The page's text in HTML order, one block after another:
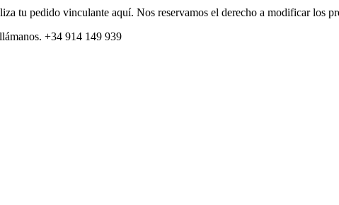
tu pedido vinculante aquí. Nos reservamos el derecho a modificar los
+34 914 149 939